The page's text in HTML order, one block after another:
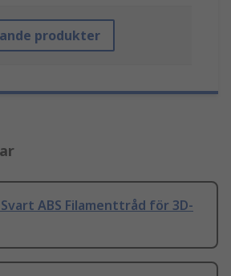
produkter
Svart ABS Filamenttråd för 3D-